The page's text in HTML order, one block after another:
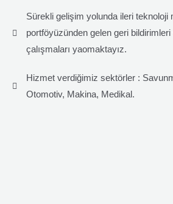
Sürekli gelişim yolunda ileri teknoloji
portföyüzünden gelen geri
çalışmaları yaomaktayız.
Hizmet verdiğimiz sektörler :
Otomotiv, Makina, Medikal.